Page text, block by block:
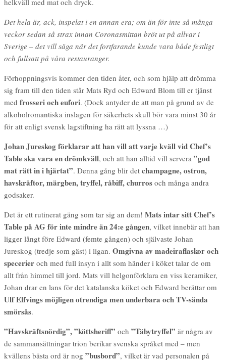
helkväll med mat och dryck.
Det hela är, ack, inspelat i en annan era; om än för inte så många
veckor sedan så strax innan Coronasmittan bröt ut på allvar i
Sverige – det vill säga när det fortfarande kunde vara både festligt
och fullsatt på våra restauranger.
Förhoppningsvis kommer den tiden åter, och som hjälp att drömma
sig fram till den tiden står Mats Ryd och Edward Blom till er tjänst
med frosseri och eufori. (Dock antyder de att man på grund av de
alkoholromantiska inslagen för säkerhets skull bör vara minst 30 år
för att enligt svensk lagstiftning ha rätt att lyssna …)
Johan Jureskog förklarar att han vill att varje kväll vid Chef’s
Table ska vara en drömkväll, och att han alltid vill servera ”god
mat rätt in i hjärtat”. Denna gång blir det champagne, ostron,
havskräftor, märgben, tryffel, råbiff, churros och många andra
godsaker.
Det är ett rutinerat gäng som tar sig an dem! Mats intar sitt Chef’s
Table på AG för inte mindre än 24:e gången, vilket innebär att han
ligger långt före Edward (femte gången) och självaste Johan
Jureskog (tredje som gäst) i ligan. Omgivna av madeiraflaskor och
specerier och med full insyn i allt som händer i köket talar de om
allt från himmel till jord. Mats vill helgonförklara en viss keramiker,
Johan drar en lans för det katalanska köket och Edward berättar om
Ulf Elfvings möjligen otrendiga men underbara och TV-sända
smörsås.
”Havskräftsnördig”, ”köttsheriff” och ”Täbytryffel” är några av
de sammansättningar trion berikar svenska språket med – men
kvällens bästa ord är nog ”busbord”, vilket är vad personalen på